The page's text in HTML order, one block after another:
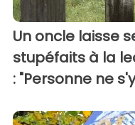
Un oncle laisse
stupéfaits à la
: "Personne ne